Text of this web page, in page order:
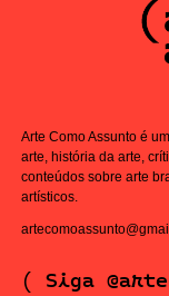
Arte Como Assunto é
arte, história da arte,
conteúdos sobre arte
artísticos.
( Siga